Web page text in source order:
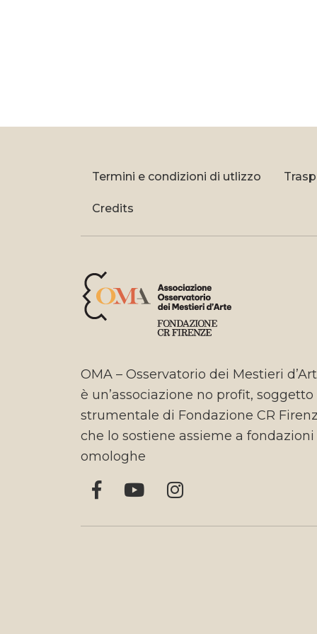
Termini e condizioni di utlizzo
Credits
OMA – Osservatorio dei Mestieri
è un’associazione no profit, soggetto
strumentale di Fondazione CR
che lo sostiene assieme a fondazioni
omologhe